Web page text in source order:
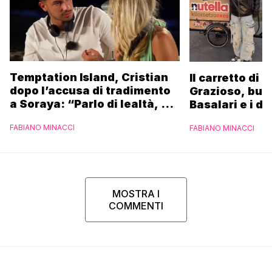
Temptation Island, Cristian
dopo l’accusa di tradimento
a Soraya: “Parlo di lealtà, ma
FABIANO MINACCI
Il carretto di
Grazioso,
Basalari e i
Ferrero”
FABIANO MINACCI
MOSTRA I
COMMENTI